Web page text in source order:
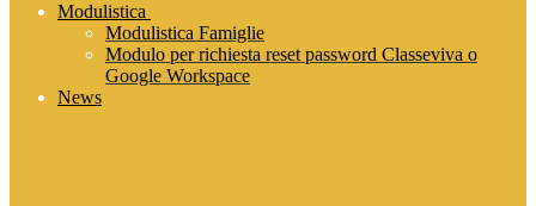
Modulistica
Modulistica Famiglie
Modulo per richiesta reset password Classeviva o
Google Workspace
News